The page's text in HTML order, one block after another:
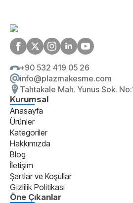
+90 532 419 05 26
info@plazmakesme.com
Tahtakale Mah. Yunus Sok.
Kurumsal
Anasayfa
Ürünler
Kategoriler
Hakkımızda
Blog
İletişim
Şartlar ve Koşullar
Gizlilik Politikası
Öne Çıkanlar